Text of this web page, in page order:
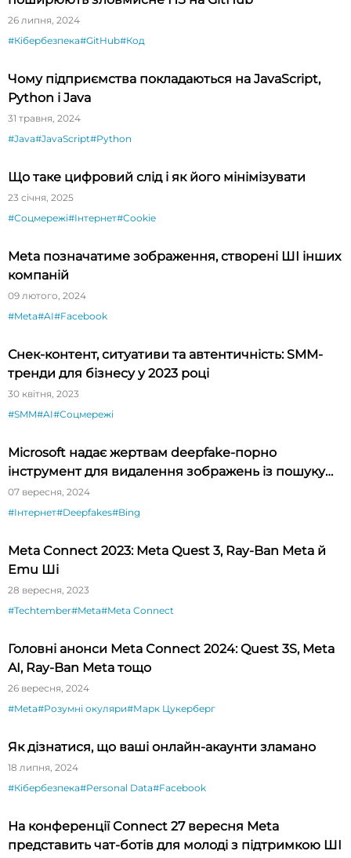
26 липня, 2024
#Кібербезпека#GitHub#Код
Чому підприємства покладаються на JavaScript,
Python і Java
31 травня, 2024
#Java#JavaScript#Python
Що таке цифровий слід і як його мінімізувати
23 січня, 2025
#Соцмережі#Інтернет#Cookie
Meta позначатиме зображення, створені ШІ інших
компаній
09 лютого, 2024
#Meta#AI#Facebook
Снек-контент, ситуативи та автентичність: SMM-
тренди для бізнесу у 2023 році
30 квітня, 2023
#SMM#AI#Соцмережі
Microsoft надає жертвам deepfake-порно
інструмент для видалення зображень із пошуку
Bing
07 вересня, 2024
#Інтернет#Deepfakes#Bing
Meta Connect 2023: Meta Quest 3, Ray-Ban Meta й
Emu Ші
28 вересня, 2023
#Techtember#Meta#Meta Connect
Головні анонси Meta Connect 2024: Quest 3S, Meta
AI, Ray-Ban Meta тощо
26 вересня, 2024
#Meta#Розумні окуляри#Марк Цукерберг
Як дізнатися, що ваші онлайн-акаунти зламано
18 липня, 2024
#Кібербезпека#Personal Data#Facebook
На конференції Connect 27 вересня Meta
представить чат-ботів для молоді з підтримкою ШІ